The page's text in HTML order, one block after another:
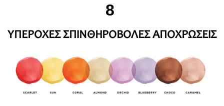
8
ΥΠΕΡΟΧΕΣ ΣΠΙΝΘΗΡΟΒΟΛΕΣ ΑΠΟΧΡΩΣΕΙΣ